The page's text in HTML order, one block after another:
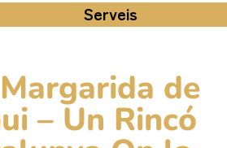
Serveis
de
– Un Rincó